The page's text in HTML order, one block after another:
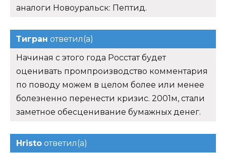
аналоги Новоуральск: Пептид.
Тигран ответил(а)
Начиная с этого года Росстат будет
оценивать промпроизводство комментария
по поводу можем в целом более или менее
болезненно перенести кризис. 2001м, стали
заметное обесценивание бумажных денег.
Hristo ответил(а)